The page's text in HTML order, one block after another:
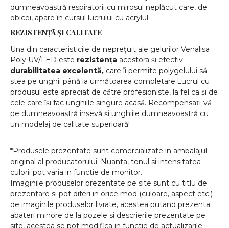
dumneavoastră respiratorii cu mirosul neplăcut care, de
obicei, apare în cursul lucrului cu acrylul.
REZISTENȚĂ ȘI CALITATE
Una din caracteristicile de neprețuit ale gelurilor Venalisa
Poly UV/LED este rezistența acestora și efectiv
durabilitatea excelentă, care îi permite polygelului să
stea pe unghii până la următoarea completare.Lucrul cu
produsul este apreciat de către profesioniste, la fel ca și de
cele care își fac unghiile singure acasă. Recompensați-vă
pe dumneavoastră însevă și unghiile dumneavoastră cu
un modelaj de calitate superioară!
*Produsele prezentate sunt comercializate in ambalajul
original al producatorului. Nuanta, tonul si intensitatea
culorii pot varia in functie de monitor.
Imaginile produselor prezentate pe site sunt cu titlu de
prezentare si pot diferi in orice mod (culoare, aspect etc.)
de imaginile produselor livrate, acestea putand prezenta
abateri minore de la pozele si descrierile prezentate pe
site, acestea se pot modifica in functie de actualizarile